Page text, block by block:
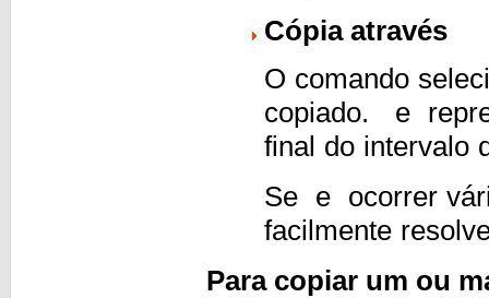
Cópia através
O comando
copiado.
e
final do intervalo
Se
e
ocorrer
facilmente
Para copiar um ou